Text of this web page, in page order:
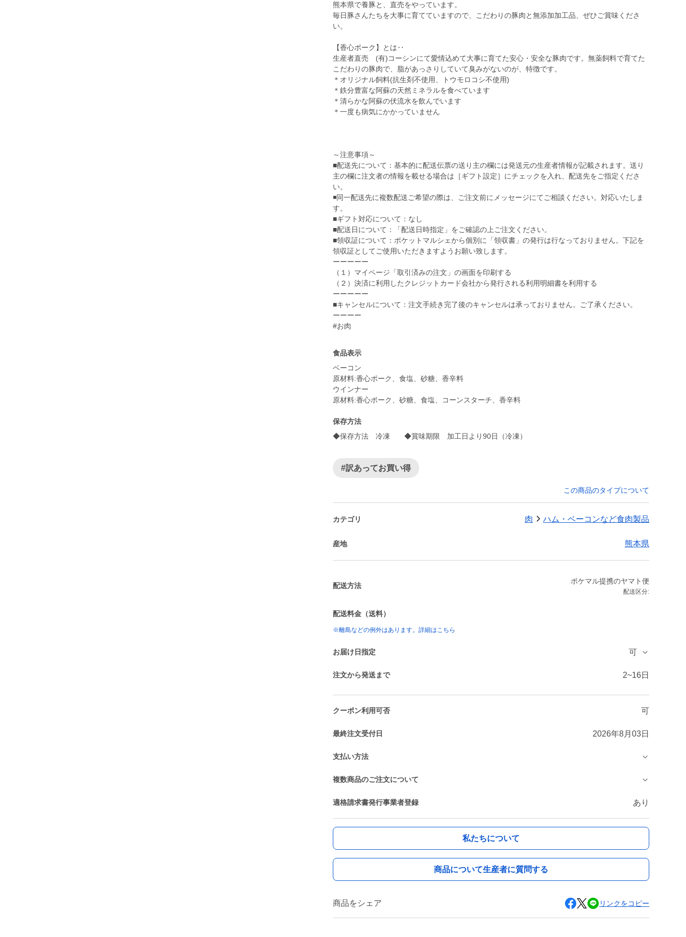
熊本県で養豚と、直売をやっています。
毎日豚さんたちを大事に育てていますので、こだわりの豚肉と無添加加工品、ぜひご賞味くださ
い。
【香心ポーク】とは‥
生産者直売 (有)コーシンにて愛情込めて大事に育てた安心・安全な豚肉です。無薬飼料で育てた
こだわりの豚肉で、脂があっさりしていて臭みがないのが、特徴です。
＊オリジナル飼料(抗生剤不使用、トウモロコシ不使用)
＊鉄分豊富な阿蘇の天然ミネラルを食べています
＊清らかな阿蘇の伏流水を飲んでいます
＊一度も病気にかかっていません
～注意事項～
■配送先について：基本的に配送伝票の送り主の欄には発送元の生産者情報が記載されます。送り
主の欄に注文者の情報を載せる場合は［ギフト設定］にチェックを入れ、配送先をご指定くださ
い。
◾️同一配送先に複数配送ご希望の際は、ご注文前にメッセージにてご相談ください。対応いたしま
す。
■ギフト対応について：なし
■配送日について：「配送日時指定」をご確認の上ご注文ください。
■領収証について：ポケットマルシェから個別に「領収書」の発行は行なっておりません。下記を
領収証としてご使用いただきますようお願い致します。
ーーーーー
（１）マイページ「取引済みの注文」の画面を印刷する
（２）決済に利用したクレジットカード会社から発行される利用明細書を利用する
ーーーーー
■キャンセルについて：注文手続き完了後のキャンセルは承っておりません。ご了承ください。
ーーーー
#お肉
食品表示
ベーコン
原材料:香心ポーク、食塩、砂糖、香辛料
ウインナー
原材料:香心ポーク、砂糖、食塩、コーンスターチ、香辛料
保存方法
◆保存方法 冷凍 ◆賞味期限 加工日より90日（冷凍）
#訳あってお買い得
この商品のタイプについて
カテゴリ 肉 ハム・ベーコンなど食肉製品
産地 熊本県
配送方法
ポケマル提携のヤマト便
配送区分:
配送料金（送料）
※離島などの例外はあります。詳細はこちら
お届け日指定 可
注文から発送まで 2~16日
クーポン利用可否 可
最終注文受付日 2026年8月03日
支払い方法
複数商品のご注文について
適格請求書発行事業者登録 あり
私たちについて
商品について生産者に質問する
商品をシェア リンクをコピー